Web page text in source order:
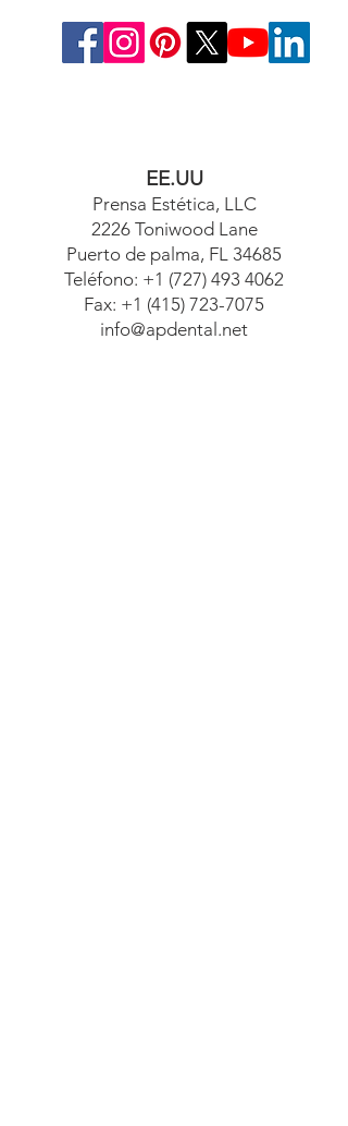
EE.UU
Prensa Estética, LLC
2226 Toniwood Lane
Puerto de palma, FL 34685
Teléfono: +1 (727) 493 4062
Fax: +1 (415) 723-7075
info@apdental.net